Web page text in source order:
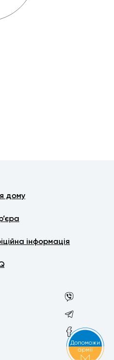
дому
інформація
Допоможи
армії